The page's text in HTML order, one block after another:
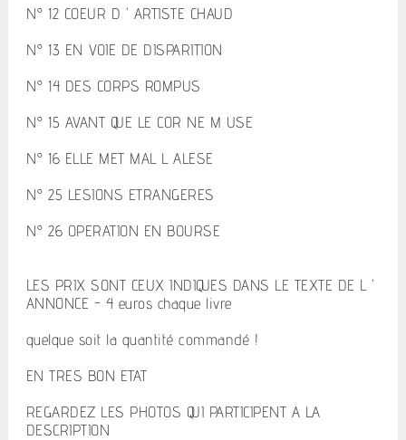
N° 12 COEUR D ' ARTISTE CHAUD
N° 13 EN VOIE DE DISPARITION
N° 14 DES CORPS ROMPUS
N° 15 AVANT QUE LE COR NE M USE
N° 16 ELLE MET MAL L ALESE
N° 25 LESIONS ETRANGERES
N° 26 OPERATION EN BOURSE
LES PRIX SONT CEUX INDIQUES DANS LE TEXTE DE L '
ANNONCE - 4 euros chaque livre
quelque soit la quantité commandé !
EN TRES BON ETAT
REGARDEZ LES PHOTOS QUI PARTICIPENT A LA
DESCRIPTION